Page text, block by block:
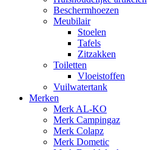
Beschermhoezen
Meubilair
Stoelen
Tafels
Zitzakken
Toiletten
Vloeistoffen
Vuilwatertank
Merken
Merk AL-KO
Merk Campingaz
Merk Colapz
Merk Dometic